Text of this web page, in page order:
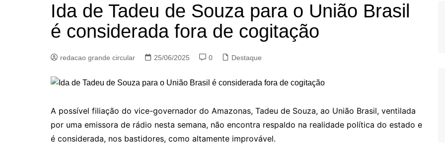
Ida de Tadeu de Souza para o União Brasil
é considerada fora de cogitação
redacao grande circular 25/06/2025 0 Destaque
A possível filiação do vice-governador do Amazonas, Tadeu de Souza, ao União Brasil, ventilada
por uma emissora de rádio nesta semana, não encontra respaldo na realidade política do estado e
é considerada, nos bastidores, como altamente improvável.